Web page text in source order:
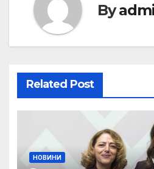
By
Related Post
НОВИНИ